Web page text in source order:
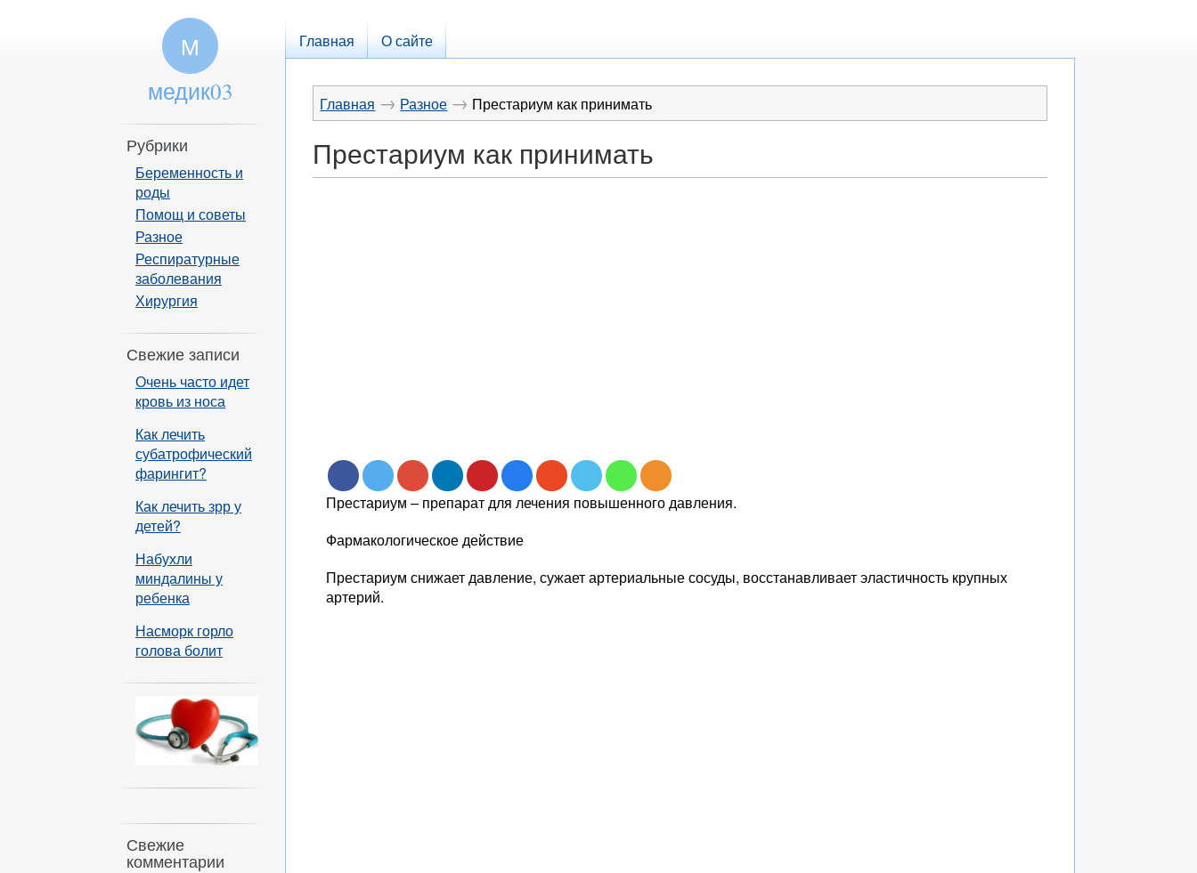
Главная О сайте
Главная → Разное → Престариум как принимать
Престариум как принимать
Престариум – препарат для лечения повышенного давления.
Фармакологическое действие
Престариум снижает давление, сужает артериальные сосуды, восстанавливает эластичность крупных
артерий.
М
медик03
Рубрики
Беременность и
роды
Помощ и советы
Разное
Респиратурные
заболевания
Хирургия
Свежие записи
Очень часто идет
кровь из носа
Как лечить
субатрофический
фарингит?
Как лечить зрр у
детей?
Набухли
миндалины у
ребенка
Насморк горло
голова болит
Свежие
комментарии